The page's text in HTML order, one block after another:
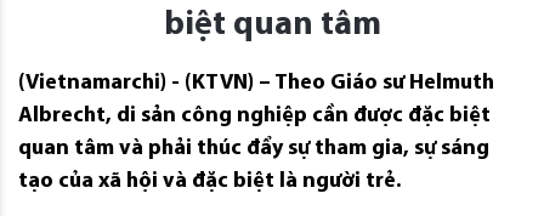
biệt quan tâm
(Vietnamarchi) - (KTVN) – Theo Giáo sư Helmuth
Albrecht, di sản công nghiệp cần được đặc biệt
quan tâm và phải thúc đẩy sự tham gia, sự sáng
tạo của xã hội và đặc biệt là người trẻ.